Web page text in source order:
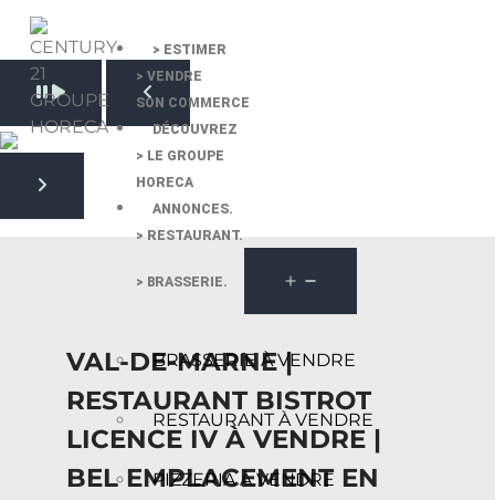
> ESTIMER
> VENDRE
SON COMMERCE
DÉCOUVREZ
> LE GROUPE
HORECA
ANNONCES.
> RESTAURANT.
> BRASSERIE.
BRASSERIE À VENDRE
RESTAURANT À VENDRE
PIZZERIA À VENDRE
Pause slide rotation
Resume slide rotation
Previous slide
Next slide
VAL-DE-MARNE |
RESTAURANT BISTROT
LICENCE IV À VENDRE |
BEL EMPLACEMENT EN